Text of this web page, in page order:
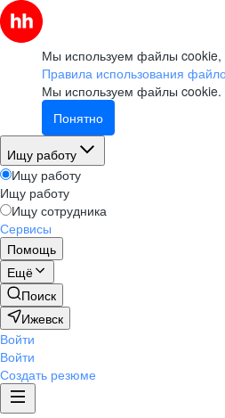
Мы используем файлы cookie,
Правила использования
Мы используем файлы cookie.
Понятно
Ищу работу
Ищу работу
Ищу работу
Ищу сотрудника
Сервисы
Помощь
Ещё
Поиск
Ижевск
Войти
Войти
Создать резюме